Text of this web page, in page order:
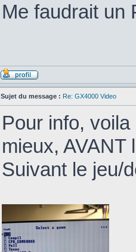
Me faudrait un
Sujet du message : Re: GX4000 Video
Pour info,
mieux, AVANT
Suivant le jeu/